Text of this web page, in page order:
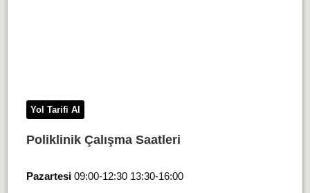
Yol Tarifi Al
Poliklinik Çalışma Saatleri
Pazartesi09:00-12:30 13:30-16:00